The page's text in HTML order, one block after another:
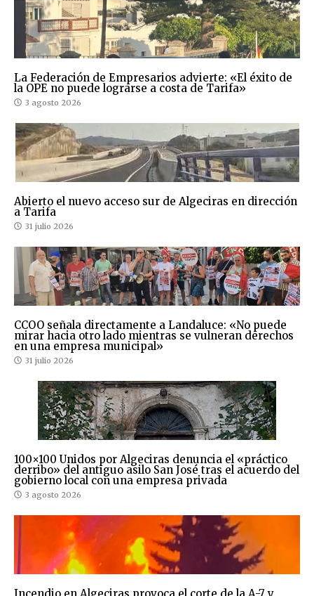
La Federación de Empresarios advierte: «El éxito de
la OPE no puede lograrse a costa de Tarifa»
3 agosto 2026
Abierto el nuevo acceso sur de Algeciras en dirección
a Tarifa
31 julio 2026
CCOO señala directamente a Landaluce: «No puede
mirar hacia otro lado mientras se vulneran derechos
en una empresa municipal»
31 julio 2026
100×100 Unidos por Algeciras denuncia el «práctico
derribo» del antiguo asilo San José tras el acuerdo del
gobierno local con una empresa privada
3 agosto 2026